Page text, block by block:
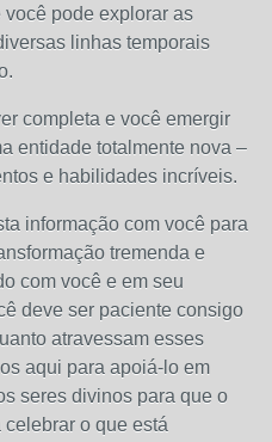
pode explorar as
linhas temporais
completa e você emergir
entidade totalmente nova –
e habilidades incríveis.
informação com você para
tremenda e
com você e em seu
deve ser paciente consigo
atravessam esses
aqui para apoiá-lo em
seres divinos para que o
o que está